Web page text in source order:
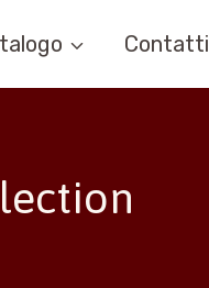
Contatti